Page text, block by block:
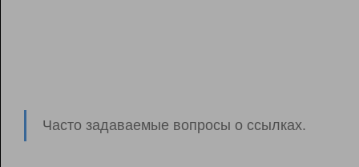
Часто задаваемые вопросы о ссылках.